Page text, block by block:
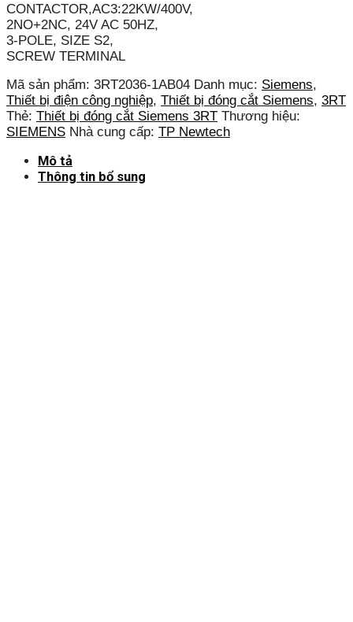
CONTACTOR,AC3:22KW/400V,
2NO+2NC, 24V AC 50HZ,
3-POLE, SIZE S2,
SCREW TERMINAL
Mã sản phẩm: 3RT2036-1AB04 Danh mục: Siemens,
Thiết bị điện công nghiệp, Thiết bị đóng cắt Siemens, 3RT
Thẻ: Thiết bị đóng cắt Siemens 3RT Thương hiệu:
SIEMENS Nhà cung cấp: TP Newtech
Mô tả
Thông tin bổ sung